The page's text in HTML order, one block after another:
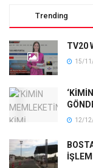
Trending
TV20
15/
12/